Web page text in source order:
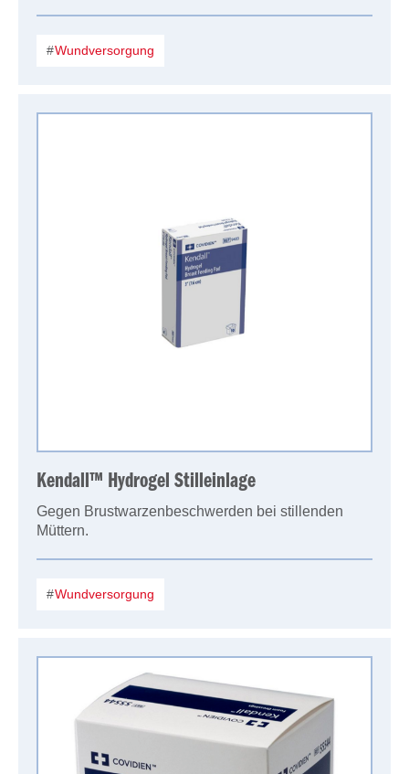
Wundversorgung
Kendall™ Hydrogel Stilleinlage
Gegen Brustwarzenbeschwerden bei stillenden
Müttern.
Wundversorgung